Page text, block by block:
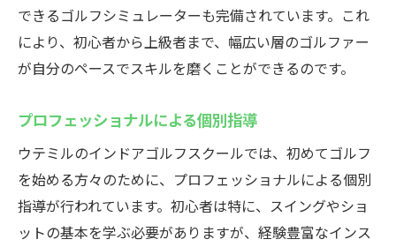
できるゴルフシミュレーターも完備されています。これ
により、初心者から上級者まで、幅広い層のゴルファー
が自分のペースでスキルを磨くことができるのです。
プロフェッショナルによる個別指導
ウテミルのインドアゴルフスクールでは、初めてゴルフ
を始める方々のために、プロフェッショナルによる個別
指導が行われています。初心者は特に、スイングやショ
ットの基本を学ぶ必要がありますが、経験豊富なインス